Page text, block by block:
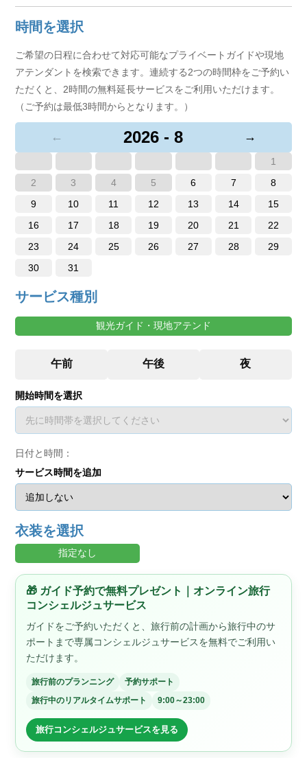
時間を選択
ご希望の日程に合わせて対応可能なプライベートガイドや現地
アテンダントを検索できます。連続する2つの時間枠をご予約い
ただくと、2時間の無料延長サービスをご利用いただけます。
（ご予約は最低3時間からとなります。）
← 2026 - 8 →
1
2
3 4 5 6 7
8
9
10 11 12 13 14
15
16
17 18 19 20 21
22
23
24 25 26 27 28
29
30
31
サービス種別
観光ガイド・現地アテンド
開始時間を選択
日付と時間：
サービス時間を追加
衣装を選択
指定なし
🎁 ガイド予約で無料プレゼント｜オンライン旅行
コンシェルジュサービス
ガイドをご予約いただくと、旅行前の計画から旅行中のサ
ポートまで専属コンシェルジュサービスを無料でご利用い
ただけます。
旅行前のプランニング
予約サポート
旅行中のリアルタイムサポート
9:00～23:00
旅行コンシェルジュサービスを見る